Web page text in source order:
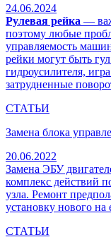
24.06.2024
Рулевая рейка —
поэтому любые
управляемость
рейки могут быть
гидроусилителя,
затрудненные
СТАТЬИ
Замена блока
20.06.2022
Замена ЭБУ
комплекс действий
узла. Ремонт
установку нового на
СТАТЬИ